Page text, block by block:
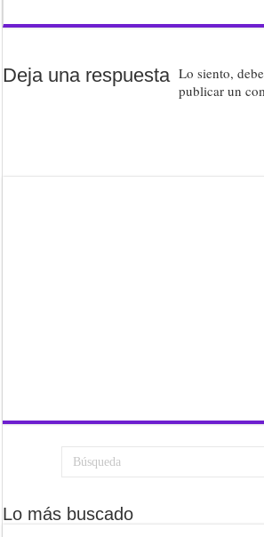
Deja una respuesta Lo siento,
publicar un
Lo más buscado